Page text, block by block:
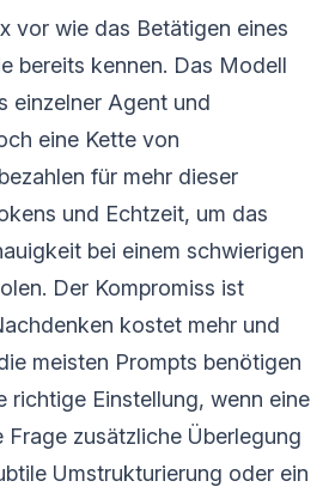
vor wie das Betätigen eines
bereits kennen. Das Modell
einzelner Agent und
eine Kette von
für mehr dieser
und Echtzeit, um das
bei einem schwierigen
Der Kompromiss ist
kostet mehr und
meisten Prompts benötigen
richtige Einstellung, wenn eine
Frage zusätzliche Überlegung
Umstrukturierung oder ein